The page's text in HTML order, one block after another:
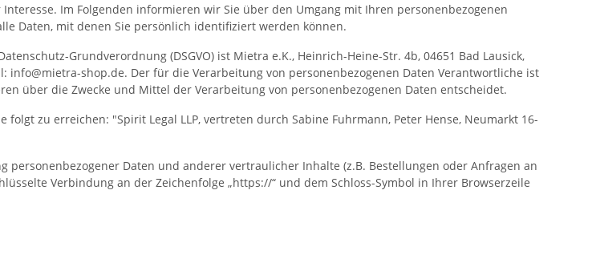
Im Folgenden informieren wir Sie über den Umgang mit Ihren personenbezogenen
Daten, mit denen Sie persönlich identifiziert werden können.
Grundverordnung (DSGVO) ist Mietra e.K., Heinrich-Heine-Str. 4b, 04651 Bad Lausick,
info@mietra-shop.de. Der für die Verarbeitung von personenbezogenen Daten Verantwortliche ist
über die Zwecke und Mittel der Verarbeitung von personenbezogenen Daten entscheidet.
zu erreichen: "Spirit Legal LLP, vertreten durch Sabine Fuhrmann, Peter Hense, Neumarkt 16-
Daten und anderer vertraulicher Inhalte (z.B. Bestellungen oder Anfragen an
Verbindung an der Zeichenfolge „https://“ und dem Schloss-Symbol in Ihrer Browserzeile